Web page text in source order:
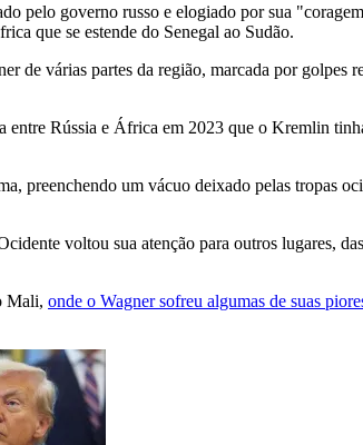
pelo governo russo e elogiado por sua
que se estende do Senegal ao Sudão.
de várias partes da região, marcada por
entre Rússia e África em 2023 que o Kremlin
preenchendo um vácuo deixado pelas tropas
voltou sua atenção para outros lugares,
Mali, onde o Wagner sofreu algumas de suas